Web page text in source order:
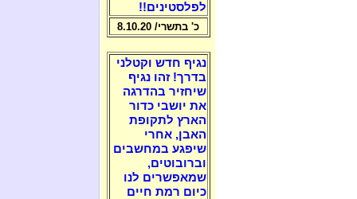
לפלסטינים!!
כ' בתשרי/ 8.10.20
נגיף חדש וקטלני
בדרך! זהו נגיף
שיחזיר בהדרגה
את יושבי כדור
הארץ לתקופת
האבן, אחרי
שיפגע במחשבים
וברובוטים,
שמאפשרים לנו
כיום רמת חיים